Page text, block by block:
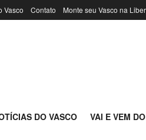
Vasco Contato Monte seu Vasco na
DO VASCO VAI E VEM